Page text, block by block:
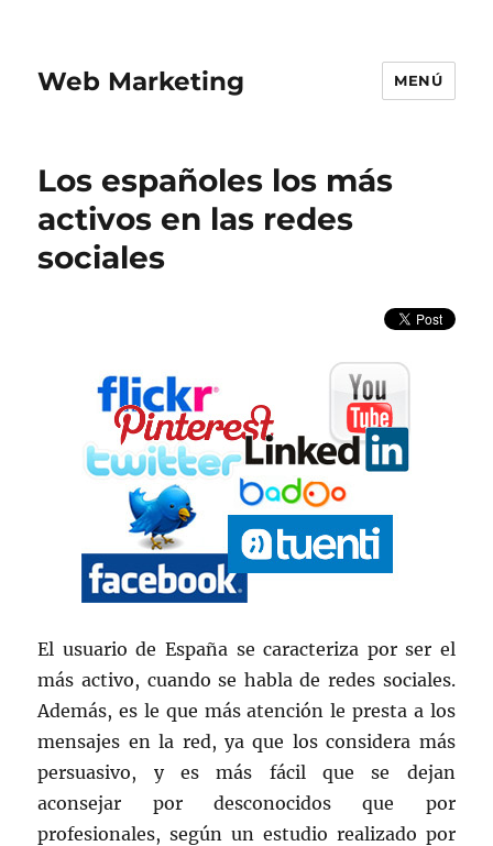
Web Marketing MENÚ
Los españoles los más
activos en las redes
sociales
El usuario de España se caracteriza por ser el
más activo, cuando se habla de redes sociales.
Además, es le que más atención le presta a los
mensajes en la red, ya que los considera más
persuasivo, y es más fácil que se dejan
aconsejar por desconocidos que por
profesionales, según un estudio realizado por